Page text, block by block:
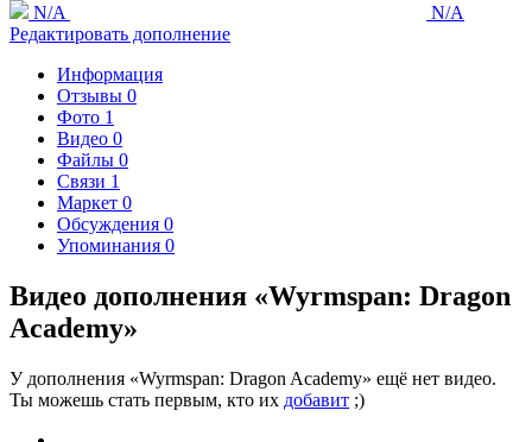
N/A
N/A
Редактировать дополнение
Информация
Отзывы 0
Фото 1
Видео 0
Файлы 0
Связи 1
Маркет 0
Обсуждения 0
Упоминания 0
Видео дополнения «Wyrmspan: Dragon
Academy»
У дополнения «Wyrmspan: Dragon Academy» ещё нет видео.
Ты можешь стать первым, кто их добавит ;)